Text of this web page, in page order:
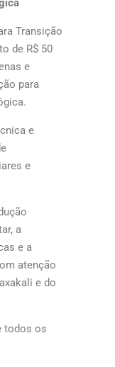
Transição
de R$ 50
e
para
e
e
a
e a
atenção
e do
todos os